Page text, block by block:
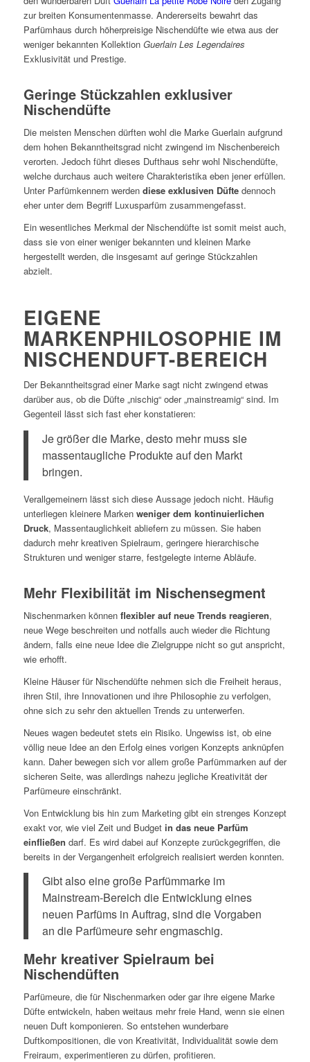
zur breiten Konsumentenmasse. Andererseits bewahrt das
Parfümhaus durch höherpreisige Nischendüfte wie etwa aus der
weniger bekannten Kollektion Guerlain Les Legendaires
Exklusivität und Prestige.
Geringe Stückzahlen exklusiver
Nischendüfte
Die meisten Menschen dürften wohl die Marke Guerlain aufgrund
dem hohen Bekanntheitsgrad nicht zwingend im Nischenbereich
verorten. Jedoch führt dieses Dufthaus sehr wohl Nischendüfte,
welche durchaus auch weitere Charakteristika eben jener erfüllen.
Unter Parfümkennern werden diese exklusiven Düftedennoch
eher unter dem Begriff Luxusparfüm zusammengefasst.
Ein wesentliches Merkmal der Nischendüfte ist somit meist auch,
dass sie von einer weniger bekannten und kleinen Marke
hergestellt werden, die insgesamt auf geringe Stückzahlen
abzielt.
EIGENE
MARKENPHILOSOPHIE IM
NISCHENDUFT-BEREICH
Der Bekanntheitsgrad einer Marke sagt nicht zwingend etwas
darüber aus, ob die Düfte „nischig“ oder „mainstreamig“ sind. Im
Gegenteil lässt sich fast eher konstatieren:
Je größer die Marke, desto mehr muss sie
massentaugliche Produkte auf den Markt
bringen.
Verallgemeinern lässt sich diese Aussage jedoch nicht. Häufig
unterliegen kleinere Marken weniger dem kontinuierlichen
Druck, Massentauglichkeit abliefern zu müssen. Sie haben
dadurch mehr kreativen Spielraum, geringere hierarchische
Strukturen und weniger starre, festgelegte interne Abläufe.
Mehr Flexibilität im Nischensegment
Nischenmarken können flexibler auf neue Trends reagieren,
neue Wege beschreiten und notfalls auch wieder die Richtung
ändern, falls eine neue Idee die Zielgruppe nicht so gut anspricht,
wie erhofft.
Kleine Häuser für Nischendüfte nehmen sich die Freiheit heraus,
ihren Stil, ihre Innovationen und ihre Philosophie zu verfolgen,
ohne sich zu sehr den aktuellen Trends zu unterwerfen.
Neues wagen bedeutet stets ein Risiko. Ungewiss ist, ob eine
völlig neue Idee an den Erfolg eines vorigen Konzepts anknüpfen
kann. Daher bewegen sich vor allem große Parfümmarken auf der
sicheren Seite, was allerdings nahezu jegliche Kreativität der
Parfümeure einschränkt.
Von Entwicklung bis hin zum Marketing gibt ein strenges Konzept
exakt vor, wie viel Zeit und Budget in das neue Parfüm
einfließen darf. Es wird dabei auf Konzepte zurückgegriffen, die
bereits in der Vergangenheit erfolgreich realisiert werden konnten.
Gibt also eine große Parfümmarke im
Mainstream-Bereich die Entwicklung eines
neuen Parfüms in Auftrag, sind die Vorgaben
an die Parfümeure sehr engmaschig.
Mehr kreativer Spielraum bei
Nischendüften
Parfümeure, die für Nischenmarken oder gar ihre eigene Marke
Düfte entwickeln, haben weitaus mehr freie Hand, wenn sie einen
neuen Duft komponieren. So entstehen wunderbare
Duftkompositionen, die von Kreativität, Individualität sowie dem
Freiraum, experimentieren zu dürfen, profitieren.